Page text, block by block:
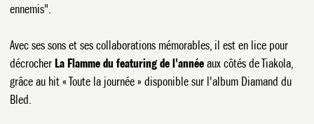
ennemis".
Avec ses sons et ses collaborations mémorables, il est en lice pour
décrocher La Flamme du featuring de l'annéeaux côtés de Tiakola,
grâce au hit « Toute la journée » disponible sur l'album Diamand du
Bled.